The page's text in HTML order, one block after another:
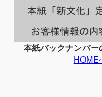
本紙バックナンバー
HOME